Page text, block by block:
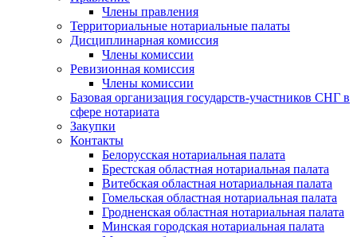
Члены правления
Территориальные нотариальные палаты
Дисциплинарная комиссия
Члены комиссии
Ревизионная комиссия
Члены комиссии
Базовая организация государств-участников СНГ в
сфере нотариата
Закупки
Контакты
Белорусская нотариальная палата
Брестская областная нотариальная палата
Витебская областная нотариальная палата
Гомельская областная нотариальная палата
Гродненская областная нотариальная палата
Минская городская нотариальная палата